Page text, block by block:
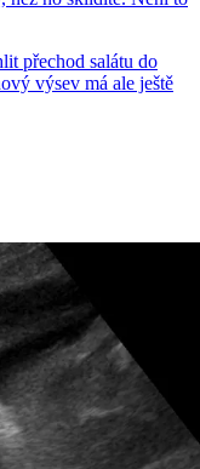
přechod salátu do
výsev má ale ještě